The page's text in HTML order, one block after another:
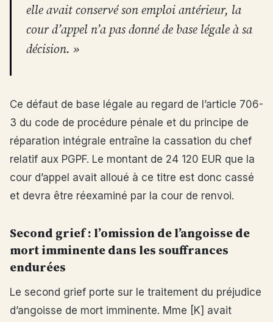
elle avait conservé son emploi antérieur, la
cour d’appel n’a pas donné de base légale à sa
décision. »
Ce défaut de base légale au regard de l’article 706-
3 du code de procédure pénale et du principe de
réparation intégrale entraîne la cassation du chef
relatif aux PGPF. Le montant de 24 120 EUR que la
cour d’appel avait alloué à ce titre est donc cassé
et devra être réexaminé par la cour de renvoi.
Second grief : l’omission de l’angoisse de
mort imminente dans les souffrances
endurées
Le second grief porte sur le traitement du préjudice
d’angoisse de mort imminente. Mme [K] avait